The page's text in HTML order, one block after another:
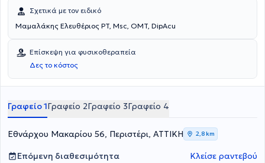
Σχετικά με τον ειδικό
Μαμαλάκης Ελευθέριος PT, Msc, OMT, DipAcu
Επίσκεψη για φυσικοθεραπεία
Δες το κόστος
Γραφείο 1Γραφείο 2Γραφείο 3Γραφείο 4
Εθνάρχου Μακαρίου 56, Περιστέρι, ΑΤΤΙΚΗ 2,8 km
Επόμενη διαθεσιμότητα Κλείσε ραντεβού